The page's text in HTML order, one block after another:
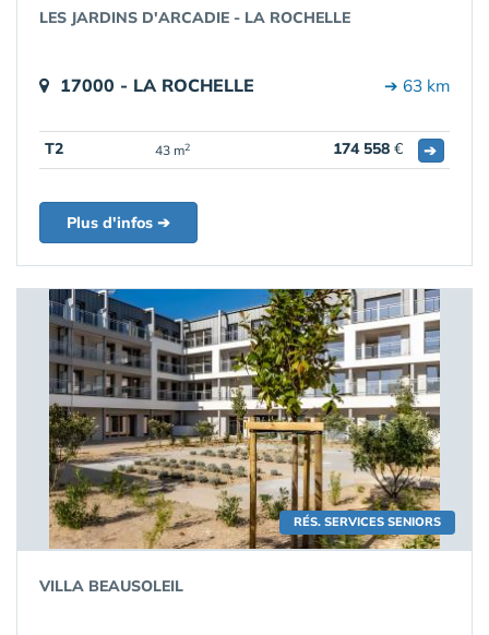
LES JARDINS D'ARCADIE - LA ROCHELLE
17000 - LA ROCHELLE ➔ 63 km
T2 43 m2 174 558 € ➔
Plus d'infos ➔
RÉS. SERVICES SENIORS
VILLA BEAUSOLEIL